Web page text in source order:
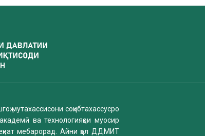
мутахассисони соҳибтахассусро
ва технологияҳои муосир
мебарорад. Айни ҳол ДДМИТ